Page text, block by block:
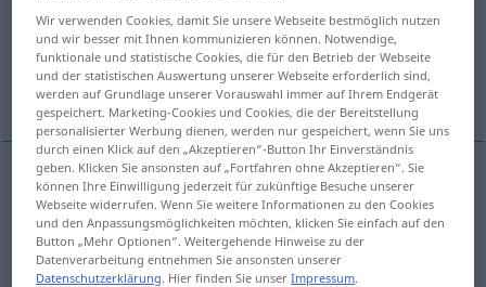
Übersicht aller Übersetzungen
(Für mehr Details die Übersetzung anklicken/antippen)
vollständig, Vollkorn… integral
vollständig integral(≈ completo)
Vollkorn… integralpan
Wir verwenden Cookies, damit Sie unsere Webseite bestmöglich nutzen
und wir besser mit Ihnen kommunizieren können. Notwendige,
funktionale und statistische Cookies, die für den Betrieb der Webseite
und der statistischen Auswertung unserer Webseite erforderlich sind,
werden auf Grundlage unserer Vorauswahl immer auf Ihrem Endgerät
gespeichert. Marketing-Cookies und Cookies, die der Bereitstellung
personalisierter Werbung dienen, werden nur gespeichert, wenn Sie uns
durch einen Klick auf den „Akzeptieren“-Button Ihr Einverständnis
geben. Klicken Sie ansonsten auf „Fortfahren ohne Akzeptieren“. Sie
können Ihre Einwilligung jederzeit für zukünftige Besuche unserer
Webseite widerrufen. Wenn Sie weitere Informationen zu den Cookies
und den Anpassungsmöglichkeiten möchten, klicken Sie einfach auf den
Button „Mehr Optionen“. Weitergehende Hinweise zu der
Datenverarbeitung entnehmen Sie ansonsten unserer
Datenschutzerklärung. Hier finden Sie unserImpressum.